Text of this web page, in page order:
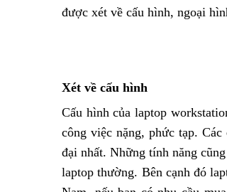
được xét về cấu hình, ngoại
Xét về cấu hình
Cấu hình của laptop
công việc nặng, phức tạp.
đại nhất. Những tính năng
laptop thường. Bên cạnh đó